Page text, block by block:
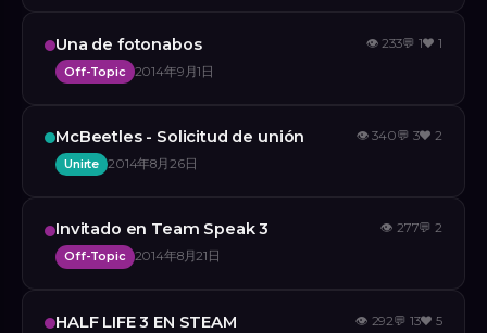
Una de fotonabos
Off-Topic 2014年9月1日
👁233💬 1❤️1
McBeetles - Solicitud de unión
Unirte 2014年8月26日
👁340💬 3❤️2
Invitado en Team Speak 3
Off-Topic 2014年8月21日
👁 277💬2
HALF LIFE 3 EN STEAM 👁 292💬 13❤️5